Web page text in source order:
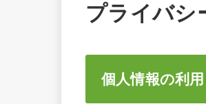
プライバシ
個人情報の利